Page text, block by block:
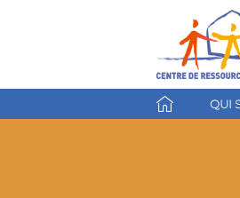
QUI